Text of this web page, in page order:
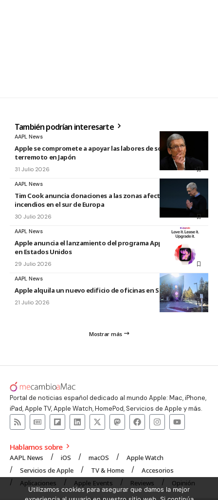
También podrían interesarte
AAPL News
Apple se compromete a apoyar las labores de socorro tras el
terremoto en Japón
31 Julio 2026
AAPL News
Tim Cook anuncia donaciones a las zonas afectadas por los
incendios en el sur de Europa
30 Julio 2026
AAPL News
Apple anuncia el lanzamiento del programa Apple Upgrade
en Estados Unidos
29 Julio 2026
AAPL News
Apple alquila un nuevo edificio de oficinas en Sunnyvale
21 Julio 2026
Mostrar más
Portal de noticias español dedicado al mundo Apple: Mac, iPhone,
iPad, Apple TV, Apple Watch, HomePod, Servicios de Apple y más.
Hablamos sobre
AAPL News iOS macOS
Apple Watch
Servicios de Apple
TV & Home
Accesorios
Aplicaciones
Apple Events Reviews Opinión
Utilizamos cookies para asegurar que damos la mejor